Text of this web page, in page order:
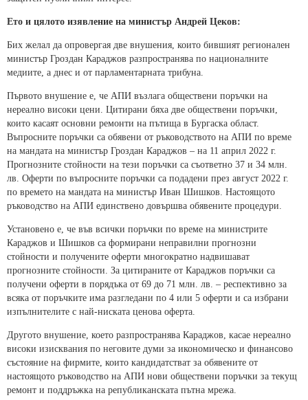
Ето и цялото изявление на министър Андрей Цеков:
Бих желал да опровергая две внушения, които бившият регионален
министър Гроздан Караджов разпространява по националните
медиите, а днес и от парламентарната трибуна.
Първото внушение е, че АПИ възлага обществени поръчки на
нереално високи цени. Цитирани бяха две обществени поръчки,
които касаят основни ремонти на пътища в Бургаска област.
Въпросните поръчки са обявени от ръководството на АПИ по време
на мандата на министър Гроздан Караджов – на 11 април 2022 г.
Прогнозните стойности на тези поръчки са съответно 37 и 34 млн.
лв. Оферти по въпросните поръчки са подадени през август 2022 г.
по времето на мандата на министър Иван Шишков. Настоящото
ръководство на АПИ единствено довършва обявените процедури.
Установено е, че във всички поръчки по време на министрите
Караджов и Шишков са формирани неправилни прогнозни
стойности и получените оферти многократно надвишават
прогнозните стойности. За цитираните от Караджов поръчки са
получени оферти в порядъка от 69 до 71 млн. лв. – респективно за
всяка от поръчките има разгледани по 4 или 5 оферти и са избрани
изпълнителите с най-ниската ценова оферта.
Другото внушение, което разпространява Караджов, касае нереално
високи изисквания по неговите думи за икономическо и финансово
състояние на фирмите, които кандидатстват за обявените от
настоящото ръководство на АПИ нови обществени поръчки за текущ
ремонт и поддръжка на републиканската пътна мрежа.